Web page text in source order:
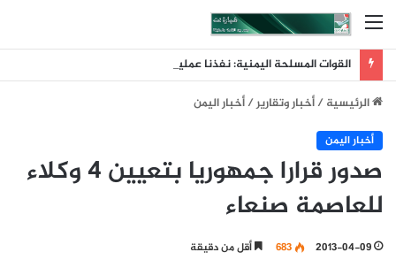
القائمة
الرئيسية/أخبار وتقارير/أخبار اليمن
أخبار اليمن
صدور قرارا جمهوريا بتعيين 4 وكلاء
للعاصمة صنعاء
2013-04-09
683 أقل من دقيقة